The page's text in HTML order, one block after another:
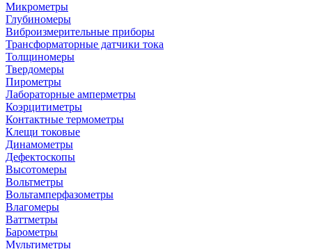
Микрометры
Глубиномеры
Виброизмерительные приборы
Трансформаторные датчики тока
Толщиномеры
Твердомеры
Пирометры
Лабораторные амперметры
Коэрцитиметры
Контактные термометры
Клещи токовые
Динамометры
Дефектоскопы
Высотомеры
Вольтметры
Вольтамперфазометры
Влагомеры
Ваттметры
Барометры
Мультиметры